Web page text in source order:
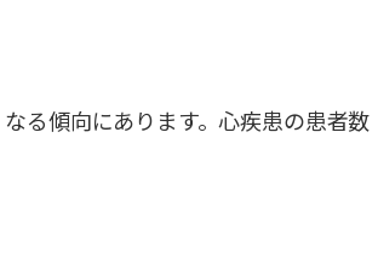
る傾向にあります。心疾患の患者数